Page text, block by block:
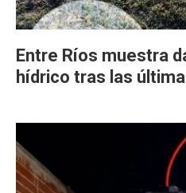
Entre Ríos muestra
hídrico tras las